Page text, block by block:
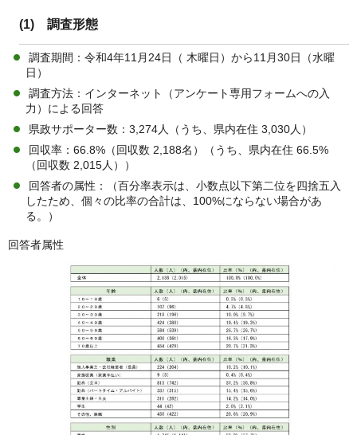
(1) 調査形態
調査期間：令和4年11月24日（ 木曜日）から11月30日（水曜
日）
調査方法：インターネット（アンケート専用フォームへの入
力）による回答
県政サポーター数：3,274人（うち、県内在住 3,030人）
回収率：66.8%（回収数 2,188名）（うち、県内在住 66.5%
（回収数 2,015人））
回答者の属性：（百分率表示は、小数点以下第二位を四捨五入
したため、個々の比率の合計は、100%にならない場合があ
る。）
回答者属性